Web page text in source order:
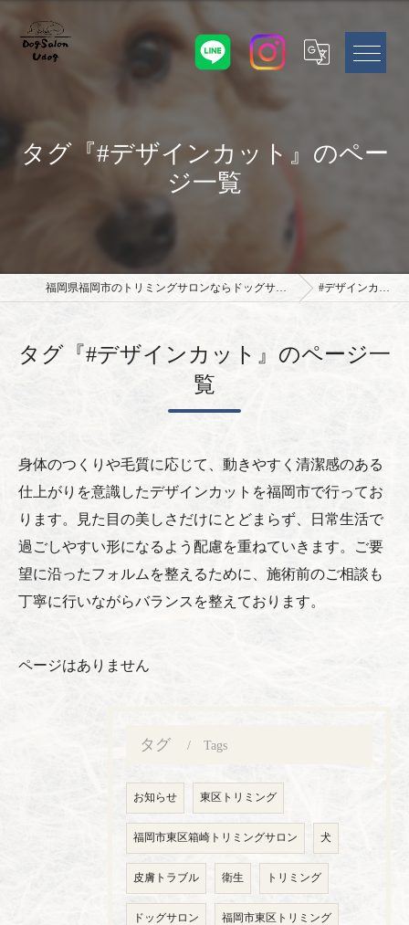
タグ『#デザインカット』のペー
ジ一覧
福岡県福岡市のトリミングサロンならドッグサロン Udog #デザインカット
タグ『#デザインカット』のページ一
覧
身体のつくりや毛質に応じて、動きやすく清潔感のある
仕上がりを意識したデザインカットを福岡市で行ってお
ります。見た目の美しさだけにとどまらず、日常生活で
過ごしやすい形になるよう配慮を重ねていきます。ご要
望に沿ったフォルムを整えるために、施術前のご相談も
丁寧に行いながらバランスを整えております。
ページはありません
タグ Tags
お知らせ 東区トリミング
福岡市東区箱崎トリミングサロン 犬
皮膚トラブル 衛生 トリミング
ドッグサロン 福岡市東区トリミング